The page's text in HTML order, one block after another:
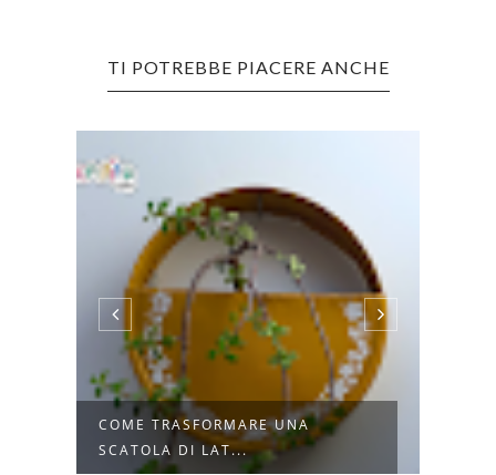
TI POTREBBE PIACERE ANCHE
COME TRASFORMARE UNA
SCATOLA DI LAT...